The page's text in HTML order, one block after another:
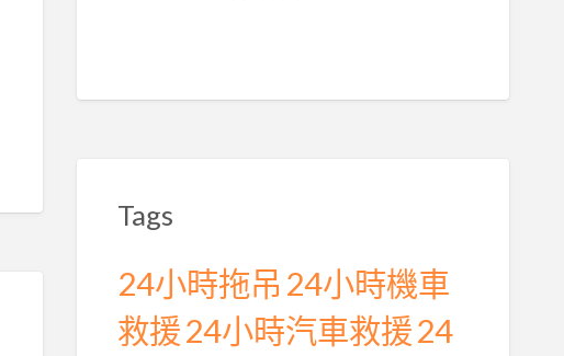
車
Tags
24小時拖吊 24小時機車
救援24小時汽車救援24